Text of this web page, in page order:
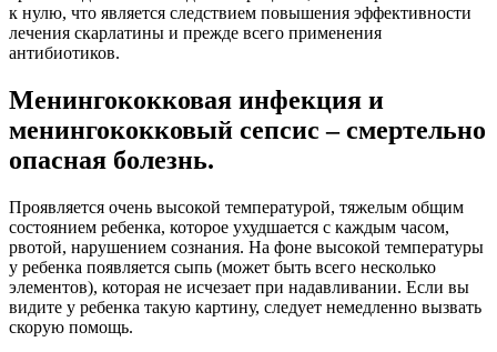
к нулю, что является следствием повышения эффективности
лечения скарлатины и прежде всего применения
антибиотиков.
Менингококковая инфекция и
менингококковый сепсис – смертельно
опасная болезнь.
Проявляется очень высокой температурой, тяжелым общим
состоянием ребенка, которое ухудшается с каждым часом,
рвотой, нарушением сознания. На фоне высокой температуры
у ребенка появляется сыпь (может быть всего несколько
элементов), которая не исчезает при надавливании. Если вы
видите у ребенка такую картину, следует немедленно вызвать
скорую помощь.